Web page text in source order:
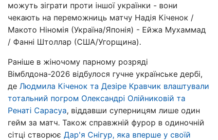
можуть зіграти проти іншої українки - вони
чекають на переможниць матчу Надія Кіченок /
Макото Ніномія (Україна/Японія) - Ейжа Мухаммад
/ Фанні Штоллар (США/Угорщина).
Раніше в жіночому парному розряді
Вімблдона-2026 відбулося гучне українське дербі,
де Людмила Кіченок та Дезіре Кравчик влаштували
тотальний погром Олександрі Олійниковій та
Ренаті Сарасуа, віддавши суперницям лише один
гейм за матч. Також справжній фурор в одиночній
сітці створює Дар'я Снігур, яка вперше у своїй